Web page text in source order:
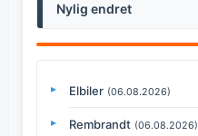
Nylig endret
Elbiler (06.08.2026)
Rembrandt (06.08.2026)